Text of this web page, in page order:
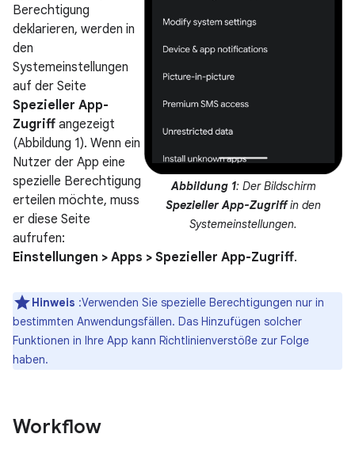
Abbildung 1: Der Bildschirm
Spezieller App-Zugriffin den
Systemeinstellungen.
Berechtigung
deklarieren, werden in
den
Systemeinstellungen
auf der Seite
Spezieller App-
Zugriff angezeigt
(Abbildung 1). Wenn ein
Nutzer der App eine
spezielle Berechtigung
erteilen möchte, muss
er diese Seite
aufrufen:
Einstellungen > Apps > Spezieller App-Zugriff.
Hinweis :Verwenden Sie spezielle Berechtigungen nur in
bestimmten Anwendungsfällen. Das Hinzufügen solcher
Funktionen in Ihre App kann Richtlinienverstöße zur Folge
haben.
Workflow